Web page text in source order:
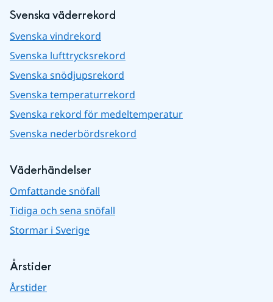
Svenska väderrekord
Svenska vindrekord
Svenska lufttrycksrekord
Svenska snödjupsrekord
Svenska temperaturrekord
Svenska rekord för medeltemperatur
Svenska nederbördsrekord
Väderhändelser
Omfattande snöfall
Tidiga och sena snöfall
Stormar i Sverige
Årstider
Årstider